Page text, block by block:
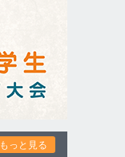
もっと見る